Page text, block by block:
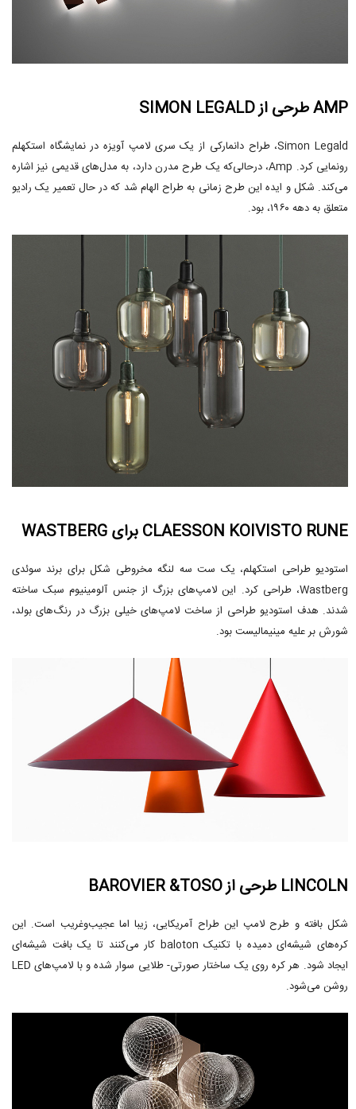
AMP طرحی از SIMON LEGALD
Simon Legald، طراح دانمارکی از یک سری لامپ آویزه در نمایشگاه استکهلم
رونمایی کرد. Amp، درحالی‌که یک طرح مدرن دارد، به مدل‌های قدیمی نیز اشاره
می‌کند. شکل و ایده این طرح زمانی به طراح الهام شد که در حال تعمیر یک رادیو
متعلق به دهه ۱۹۶۰، بود.
CLAESSON KOIVISTO RUNE برای WASTBERG
استودیو طراحی استکهلم، یک ست سه لنگه مخروطی شکل برای برند سوئدی
Wastberg، طراحی کرد. این لامپ‌های بزرگ از جنس آلومینیوم سبک ساخته
شدند. هدف استودیو طراحی از ساخت لامپ‌های خیلی بزرگ در رنگ‌های بولد،
شورش بر علیه مینیمالیست بود.
LINCOLN طرحی از BAROVIER &TOSO
شکل بافته و طرح لامپ این طراح آمریکایی، زیبا اما عجیب‌وغریب است. این
کره‌های شیشه‌ای دمیده با تکنیک baloton کار می‌کنند تا یک بافت شیشه‌ای
ایجاد شود. هر کره روی یک ساختار صورتی- طلایی سوار شده و با لامپ‌های LED
روشن می‌شود.